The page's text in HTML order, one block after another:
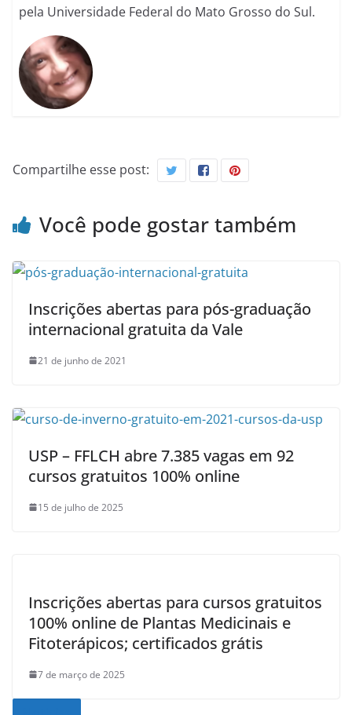
pela Universidade Federal do Mato Grosso do Sul.
Compartilhe esse post:
Você pode gostar também
Inscrições abertas para pós-graduação
internacional gratuita da Vale
21 de junho de 2021
USP – FFLCH abre 7.385 vagas em 92
cursos gratuitos 100% online
15 de julho de 2025
Inscrições abertas para cursos gratuitos
100% online de Plantas Medicinais e
Fitoterápicos; certificados grátis
7 de março de 2025